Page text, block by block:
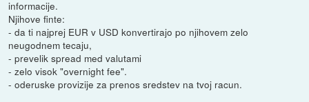
informacije.
Njihove finte:
- da ti najprej EUR v USD konvertirajo po njihovem zelo
neugodnem tecaju,
- prevelik spread med valutami
- zelo visok "overnight fee".
- oderuske provizije za prenos sredstev na tvoj racun.